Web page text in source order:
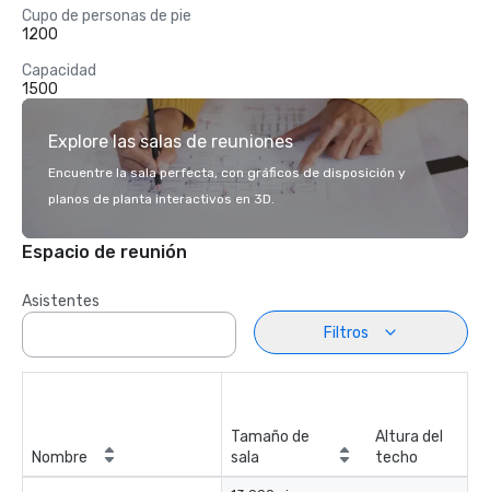
Cupo de personas de pie
1200
Capacidad
1500
Explore las salas de reuniones
Encuentre la sala perfecta, con gráficos de disposición y
planos de planta interactivos en 3D.
Espacio de reunión
Asistentes
Filtros
Nombre
Tamaño de
sala
Altura del
techo